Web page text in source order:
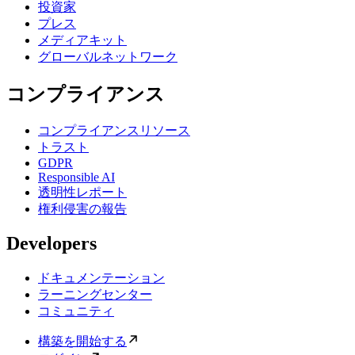
投資家
プレス
メディアキット
グローバルネットワーク
コンプライアンス
コンプライアンスリソース
トラスト
GDPR
Responsible AI
透明性レポート
権利侵害の報告
Developers
ドキュメンテーション
ラーニングセンター
コミュニティ
構築を開始する